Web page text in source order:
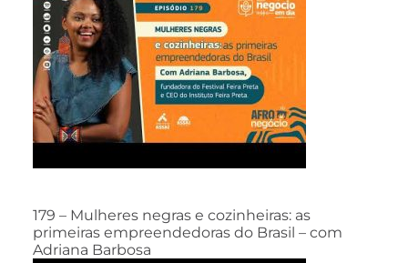
179 – Mulheres negras e cozinheiras: as
primeiras empreendedoras do Brasil – com
Adriana Barbosa